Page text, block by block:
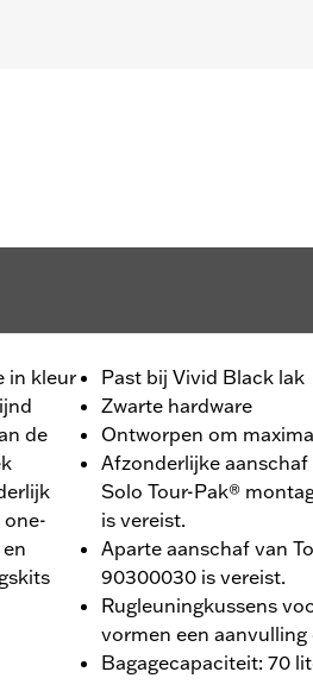
in kleur
de
one-
Past bij Vivid Black lak
Zwarte hardware
Ontworpen om
Afzonderlijke
Solo Tour-Pak®
is vereist.
Aparte aanschaf van
90300030 is vereist.
Rugleuningkussens
vormen een
Bagagecapaciteit: 70